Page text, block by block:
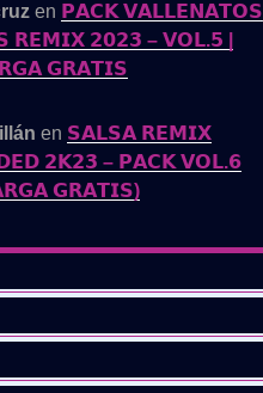
en 𝗣𝗔𝗖𝗞 𝗩𝗔𝗟𝗟𝗘𝗡𝗔𝗧𝗢𝗦
𝗥𝗘𝗠𝗜𝗫 𝟮𝟬𝟮𝟯 – 𝗩𝗢𝗟.𝟱 |
𝗚𝗥𝗔𝗧𝗜𝗦
en 𝗦𝗔𝗟𝗦𝗔 𝗥𝗘𝗠𝗜𝗫
𝟮𝗞𝟮𝟯 – 𝗣𝗔𝗖𝗞 𝗩𝗢𝗟.𝟲
𝗚𝗥𝗔𝗧𝗜𝗦)